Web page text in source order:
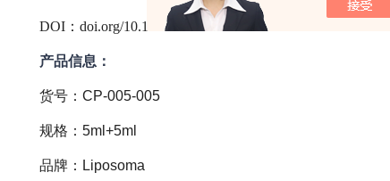
DOI： doi.org/10.1038/s41467-024-53060-4
产品信息：
货号：CP-005-005
规格：5ml+5ml
品牌：Liposoma